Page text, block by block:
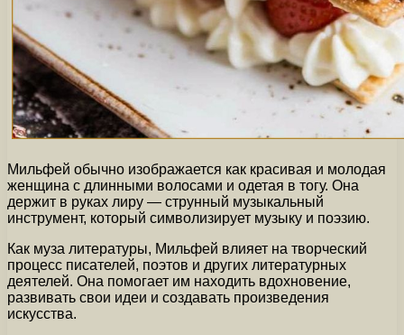
Мильфей обычно изображается как красивая и молодая
женщина с длинными волосами и одетая в тогу. Она
держит в руках лиру — струнный музыкальный
инструмент, который символизирует музыку и поэзию.
Как муза литературы, Мильфей влияет на творческий
процесс писателей, поэтов и других литературных
деятелей. Она помогает им находить вдохновение,
развивать свои идеи и создавать произведения
искусства.